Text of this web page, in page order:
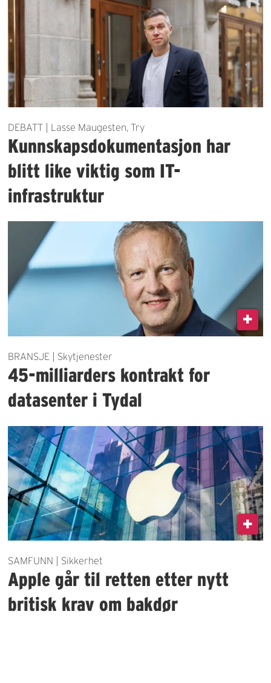
DEBATT | Lasse Maugesten, Try
Kunnskapsdokumentasjon har
blitt like viktig som IT-
infrastruktur
BRANSJE | Skytjenester
45-milliarders kontrakt for
datasenter i Tydal
SAMFUNN | Sikkerhet
Apple går til retten etter nytt
britisk krav om bakdør